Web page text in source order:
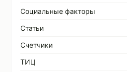
Социальные факторы
Статьи
Счетчики
ТИЦ